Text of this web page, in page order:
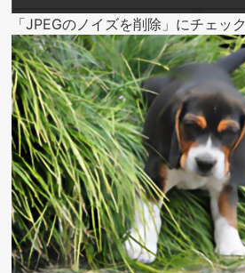
「JPEGのノイズを削除」にチェック